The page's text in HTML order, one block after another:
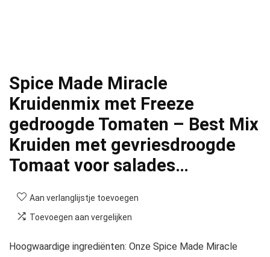
Spice Made Miracle
Kruidenmix met Freeze
gedroogde Tomaten – Best Mix
Kruiden met gevriesdroogde
Tomaat voor salades…
Aan verlanglijstje toevoegen
Toevoegen aan vergelijken
Hoogwaardige ingrediënten: Onze Spice Made Miracle